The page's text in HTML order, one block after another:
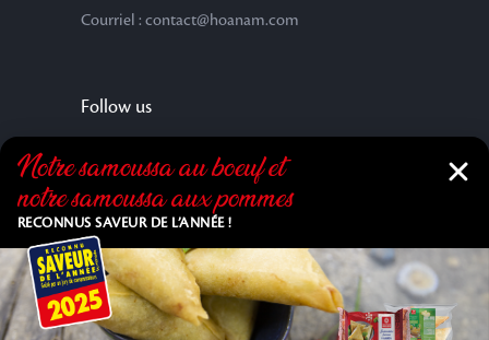
Courriel : contact@hoanam.com
Follow us
Notre samoussa au bœuf et
notre samoussa aux pommes
RECONNUS SAVEUR DE L’ANNÉE !